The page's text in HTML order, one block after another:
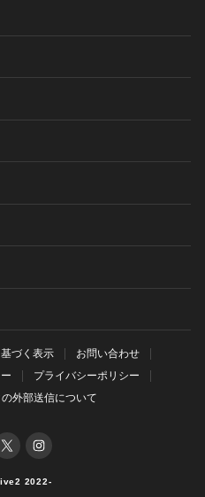
づく表示
お問い合わせ
プライバシーポリシー
外部送信について
2022-